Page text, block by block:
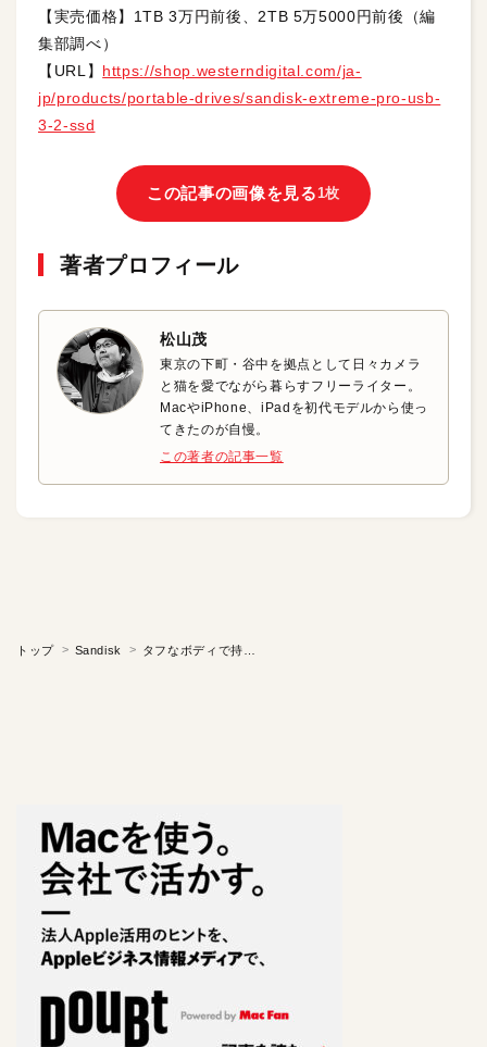
【実売価格】1TB 3万円前後、2TB 5万5000円前後（編
集部調べ）
【URL】 https://shop.westerndigital.com/ja-
jp/products/portable-drives/sandisk-extreme-pro-usb-
3-2-ssd
この記事の画像を見る1枚
著者プロフィール
松山茂
東京の下町・谷中を拠点として日々カメラ
と猫を愛でながら暮らすフリーライター。
MacやiPhone、iPadを初代モデルから使っ
てきたのが自慢。
この著者の記事一覧
トップ Sandisk